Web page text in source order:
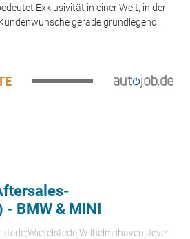
Exklusivität in einer Welt, in der
gerade grundlegend...
BMW & MINI